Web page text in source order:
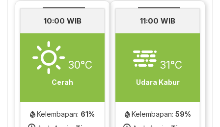
10:00 WIB
30°C
Cerah
Kelembapan: 61%
11:00 WIB
31°C
Udara Kabur
Kelembapan: 59%